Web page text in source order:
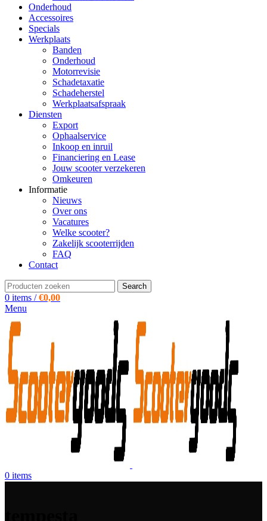
Onderhoud
Accessoires
Specials
Werkplaats
Banden
Onderhoud
Motorrevisie
Schadetaxatie
Schadeherstel
Werkplaatsafspraak
Diensten
Export
Ophaalservice
Inkoop en inruil
Financiering en Lease
Jouw scooter verzekeren
Omkeuren
Informatie
Nieuws
Over ons
Vacatures
Welke scooter?
Zakelijk scooterrijden
FAQ
Contact
Search
0 items / €0,00
Menu
0 items